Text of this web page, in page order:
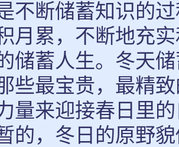
不断储蓄知识的
月累，不断地充
储蓄人生。冬天
些最宝贵，最精
量来迎接春日里
的，冬日的原野